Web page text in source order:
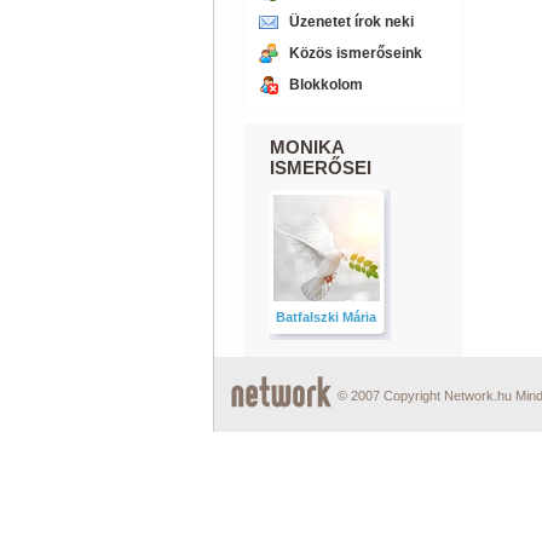
Üzenetet írok neki
Közös ismerőseink
Blokkolom
MONIKA
ISMERŐSEI
Batfalszki Mária
© 2007 Copyright Network.hu